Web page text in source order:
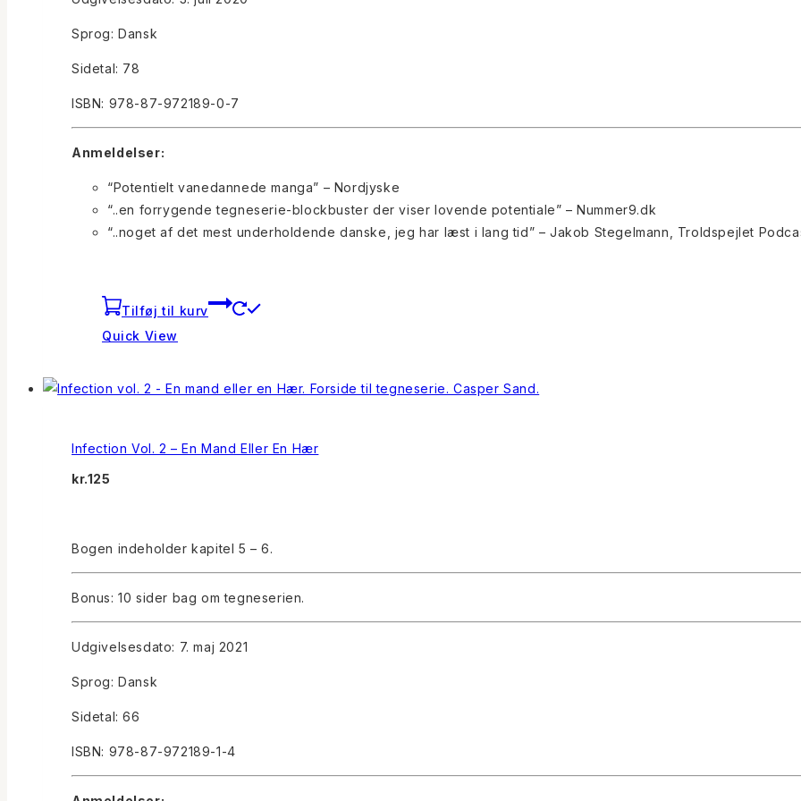
Sprog: Dansk
Sidetal: 78
ISBN: 978-87-972189-0-7
Anmeldelser:
“Potentielt vanedannede manga” – Nordjyske
“..en forrygende tegneserie-blockbuster der viser lovende potentiale” – Nummer9.dk
“..noget af det mest underholdende danske, jeg har læst i lang tid” – Jakob Stegelmann, Troldspejlet
Tilføj til kurv
Quick View
Infection Vol. 2 – En Mand Eller En Hær
kr.125
Bogen indeholder kapitel 5 – 6.
Bonus: 10 sider bag om tegneserien.
Udgivelsesdato: 7. maj 2021
Sprog: Dansk
Sidetal: 66
ISBN: 978-87-972189-1-4